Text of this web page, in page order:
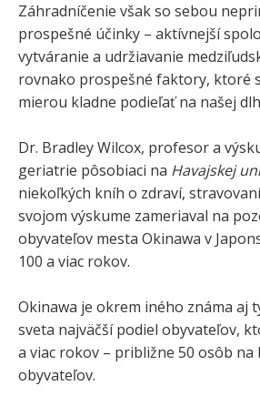
Záhradníčenie však so sebou
prospešné účinky – aktívnejší
vytváranie a udržiavanie
rovnako prospešné faktory, ktoré
mierou kladne podieľať na našej
Dr. Bradley Wilcox, profesor a
geriatrie pôsobiaci na Havajskej
niekoľkých kníh o zdraví,
svojom výskume zameriaval na
obyvateľov mesta Okinawa v
100 a viac rokov.
Okinawa je okrem iného známa aj
sveta najväčší podiel obyvateľov,
a viac rokov – približne 50 osôb na
obyvateľov.